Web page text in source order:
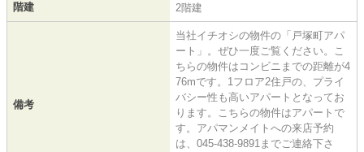
階建 2階建
備考
当社イチオシの物件の「戸塚町アパ
ート」。ぜひ一度ご覧ください。こ
ちらの物件はコンビニまでの距離が4
76mです。1フロア2住戸の、プライ
バシー性も高いアパートとなってお
ります。こちらの物件はアパートで
す。アパマンメイトへの来店予約
は、045-438-9891までご連絡下さ